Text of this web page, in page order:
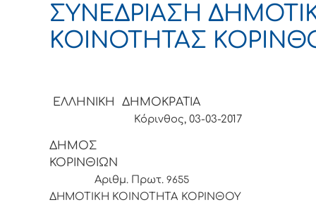
ΣΥΝΕΔΡΙΑΣΗ
ΚΟΙΝΟΤΗΤΑΣ
ΕΛΛΗΝΙΚΗ
Κόρινθος, 03-03-2017
ΔΗΜΟΣ
Αριθμ. Πρωτ. 9655
ΔΗΜΟΤΙΚΗ ΚΟΙΝΟΤΗΤΑ